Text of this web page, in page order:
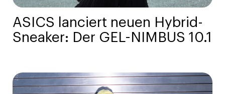
ASICS lanciert neuen Hybrid-
Sneaker: Der GEL-NIMBUS 10.1